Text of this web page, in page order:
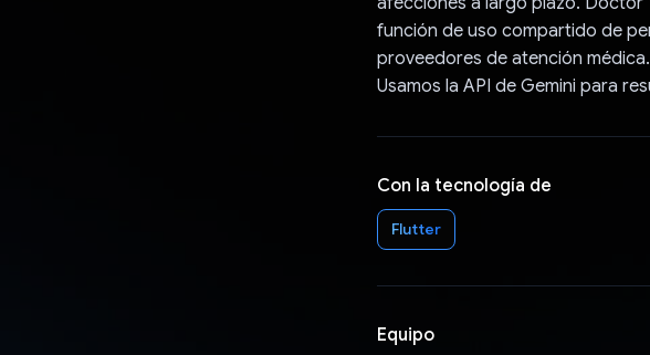
función de uso compartido de
proveedores de atención médica.
Usamos la API de Gemini para
Con la tecnología de
Flutter
Equipo